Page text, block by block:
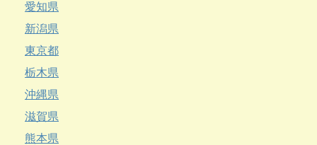
愛知県
新潟県
東京都
栃木県
沖縄県
滋賀県
熊本県